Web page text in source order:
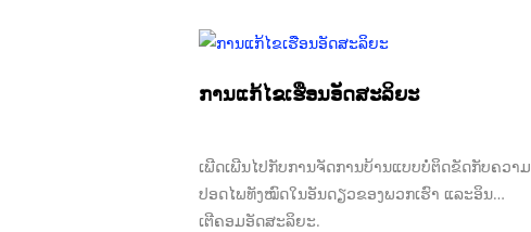
ການແກ້ໄຂເຮືອນອັດສະລິຍະ
ເພີດເພີນໄປກັບການຈັດການບ້ານແບບບໍ່ຕິດຂັດກັບຄວາມ
ປອດໄພທັງໝົດໃນອັນດຽວຂອງພວກເຮົາ ແລະອິນ
ເຕີຄອມອັດສະລິຍະ.